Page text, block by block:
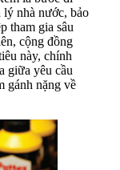
lý nhà nước, bảo
tham gia sâu
cộng đồng
này, chính
giữa yêu cầu
gánh nặng về